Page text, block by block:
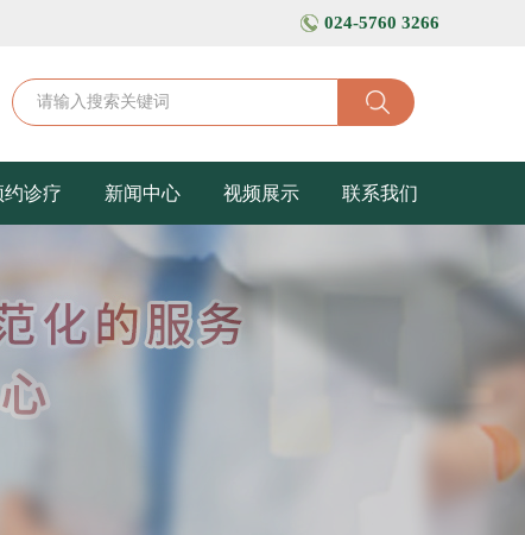
024-5760 3266
约诊疗 新闻中心 视频展示 联系我们